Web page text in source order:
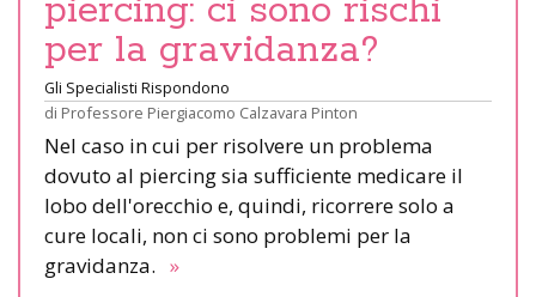
piercing: ci sono rischi
per la gravidanza?
Gli Specialisti Rispondono
di Professore Piergiacomo Calzavara Pinton
Nel caso in cui per risolvere un problema
dovuto al piercing sia sufficiente medicare il
lobo dell'orecchio e, quindi, ricorrere solo a
cure locali, non ci sono problemi per la
gravidanza. »